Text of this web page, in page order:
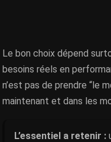
Le bon choix dépend
besoins réels en
n’est pas de prendre “le
maintenant et dans les
L’essentiel a retenir :